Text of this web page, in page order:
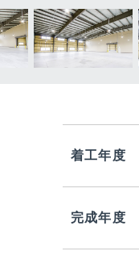
着工年度
完成年度